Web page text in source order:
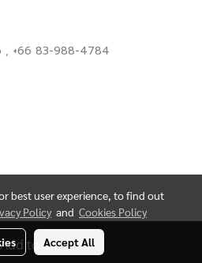
Add to Cart
, +66 83-988-4784
Company Limited
best user experience, to find out
Policy and Cookies Policy
Accept All